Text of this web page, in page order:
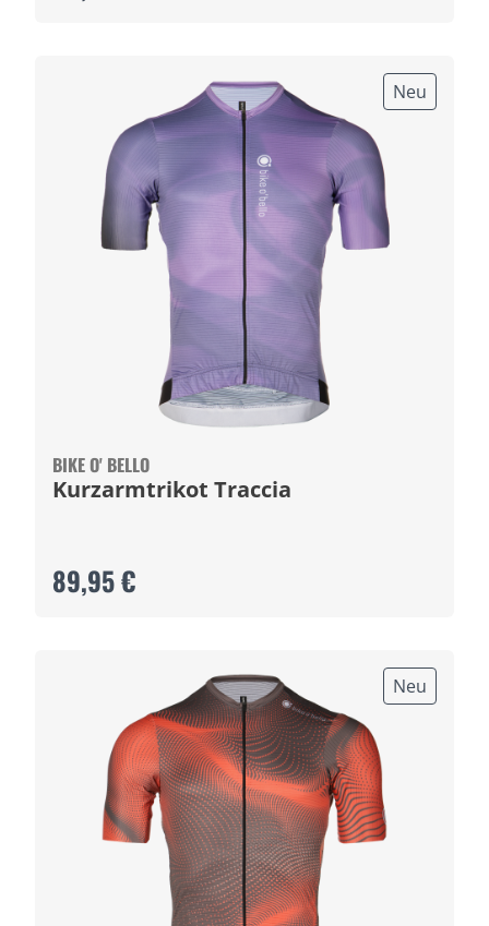
Neu
BIKE O' BELLO
Kurzarmtrikot Traccia
89,95 €
Neu